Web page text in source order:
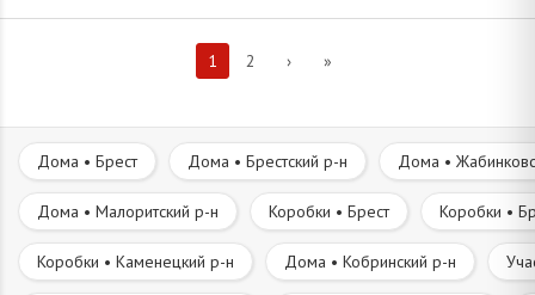
1 2 › »
Дома • Брест Дома • Брестский р-н Дома •
Дома • Малоритский р-н Коробки • Брест Коробки •
Коробки • Каменецкий р-н Дома • Кобринский р-н